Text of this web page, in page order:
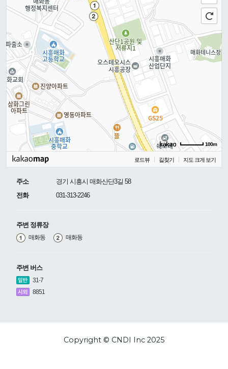
100m
로드뷰 길찾기 지도 크게 보기
주소
경기 시흥시 매화산단3길 58
전화
031-313-2246
주변 정류장
매화동 매화동
주변 버스
31-7
8851
Copyright © CNDI Inc 2025